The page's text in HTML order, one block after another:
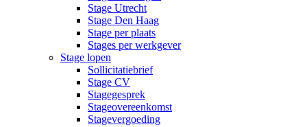
Stage Utrecht
Stage Den Haag
Stage per plaats
Stages per werkgever
Stage lopen
Sollicitatiebrief
Stage CV
Stagegesprek
Stageovereenkomst
Stagevergoeding